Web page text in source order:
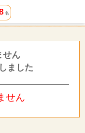
名
せん
ました
せん